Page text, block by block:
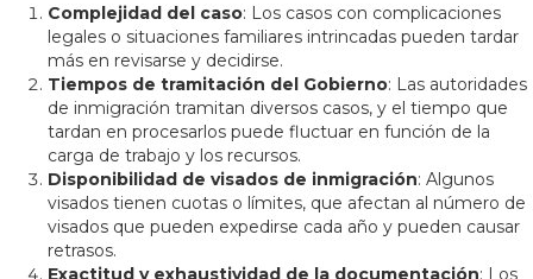
Complejidad del caso: Los casos con complicaciones
legales o situaciones familiares intrincadas pueden tardar
más en revisarse y decidirse.
Tiempos de tramitación del Gobierno: Las autoridades
de inmigración tramitan diversos casos, y el tiempo que
tardan en procesarlos puede fluctuar en función de la
carga de trabajo y los recursos.
Disponibilidad de visados de inmigración: Algunos
visados tienen cuotas o límites, que afectan al número de
visados que pueden expedirse cada año y pueden causar
retrasos.
Exactitud y exhaustividad de la documentación: Los